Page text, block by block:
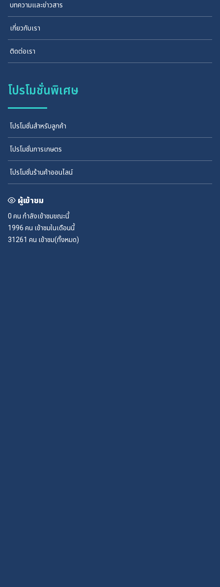
บทความและข่าวสาร
เกี่ยวกับเรา
ติดต่อเรา
โปรโมชั่นพิเศษ
โปรโมชั่นสำหรับลูกค้า
โปรโมชั่นการเกษตร
โปรโมชั่นร้านค้าออนไลน์
ผู้เข้าชม
0 คน กำลังเข้าชมขณะนี้
1996 คน เข้าชมในเดือนนี้
31261 คน เข้าชม(ทั้งหมด)